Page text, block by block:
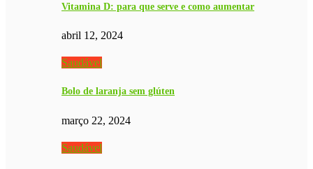
Vitamina D: para que serve e como aumentar
abril 12, 2024
Saudável
Bolo de laranja sem glúten
março 22, 2024
Saudável